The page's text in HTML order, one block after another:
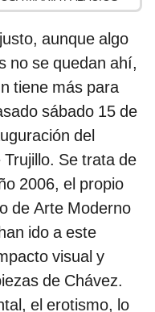
aunque algo
no se quedan ahí,
tiene más para
sábado 15 de
del
Se trata de
2006, el propio
de Arte Moderno
ido a este
visual y
de Chávez.
el erotismo, lo